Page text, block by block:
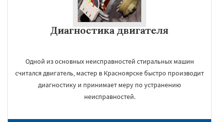
Диагностика двигателя
Одной из основных неисправностей стиральных машин
считался двигатель, мастер в Красноярске быстро производит
диагностику и принимает меру по устранению
неисправностей.